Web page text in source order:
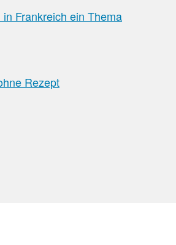
Frankreich ein Thema
Rezept